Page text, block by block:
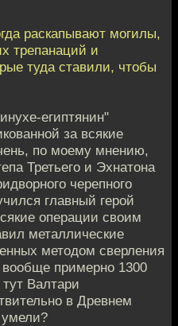
раскапывают могилы,
трепанаций и
туда ставили, чтобы
египтянин"
за всякие
по моему мнению,
Третьего и Эхнатона
черепного
главный герой
операции своим
металлические
методом сверления
вообще примерно 1300
Валтари
в Древнем
умели?